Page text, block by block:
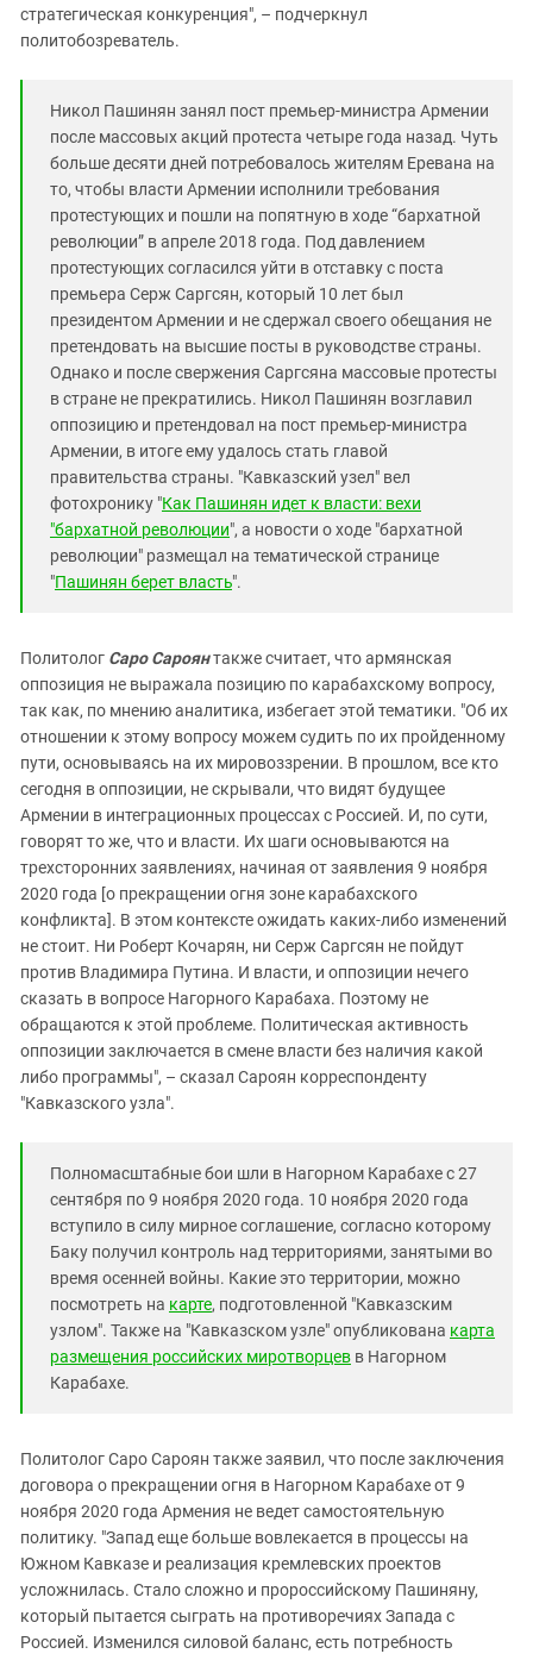
стратегическая конкуренция", – подчеркнул
политобозреватель.
Никол Пашинян занял пост премьер-министра Армении
после массовых акций протеста четыре года назад. Чуть
больше десяти дней потребовалось жителям Еревана на
то, чтобы власти Армении исполнили требования
протестующих и пошли на попятную в ходе “бархатной
революции” в апреле 2018 года. Под давлением
протестующих согласился уйти в отставку с поста
премьера Серж Саргсян, который 10 лет был
президентом Армении и не сдержал своего обещания не
претендовать на высшие посты в руководстве страны.
Однако и после свержения Саргсяна массовые протесты
в стране не прекратились. Никол Пашинян возглавил
оппозицию и претендовал на пост премьер-министра
Армении, в итоге ему удалось стать главой
правительства страны. "Кавказский узел" вел
фотохронику "Как Пашинян идет к власти: вехи
"бархатной революции", а новости о ходе "бархатной
революции" размещал на тематической странице
"Пашинян берет власть".
Политолог Саро Сароянтакже считает, что армянская
оппозиция не выражала позицию по карабахскому вопросу,
так как, по мнению аналитика, избегает этой тематики. "Об их
отношении к этому вопросу можем судить по их пройденному
пути, основываясь на их мировоззрении. В прошлом, все кто
сегодня в оппозиции, не скрывали, что видят будущее
Армении в интеграционных процессах с Россией. И, по сути,
говорят то же, что и власти. Их шаги основываются на
трехсторонних заявлениях, начиная от заявления 9 ноября
2020 года [о прекращении огня зоне карабахского
конфликта]. В этом контексте ожидать каких-либо изменений
не стоит. Ни Роберт Кочарян, ни Серж Саргсян не пойдут
против Владимира Путина. И власти, и оппозиции нечего
сказать в вопросе Нагорного Карабаха. Поэтому не
обращаются к этой проблеме. Политическая активность
оппозиции заключается в смене власти без наличия какой
либо программы", – сказал Сароян корреспонденту
"Кавказского узла".
Полномасштабные бои шли в Нагорном Карабахе с 27
сентября по 9 ноября 2020 года. 10 ноября 2020 года
вступило в силу мирное соглашение, согласно которому
Баку получил контроль над территориями, занятыми во
время осенней войны. Какие это территории, можно
посмотреть на карте, подготовленной "Кавказским
узлом". Также на "Кавказском узле" опубликована карта
размещения российских миротворцев в Нагорном
Карабахе.
Политолог Саро Сароян также заявил, что после заключения
договора о прекращении огня в Нагорном Карабахе от 9
ноября 2020 года Армения не ведет самостоятельную
политику. "Запад еще больше вовлекается в процессы на
Южном Кавказе и реализация кремлевских проектов
усложнилась. Стало сложно и пророссийскому Пашиняну,
который пытается сыграть на противоречиях Запада с
Россией. Изменился силовой баланс, есть потребность